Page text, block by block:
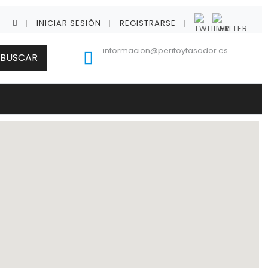
INICIAR SESIÓN REGISTRARSE
BUSCAR
informacion@peritoytasador.es